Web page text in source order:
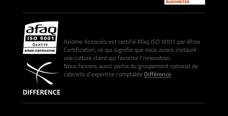
Axiome Associés est certifié Afaq ISO 9001 par Afnor
Certification, ce qui signifie que nous avons instauré
une culture client qui favorise l’innovation.
Nous faisons aussi partie du groupement national de
cabinets d’expertise comptableDifférence.